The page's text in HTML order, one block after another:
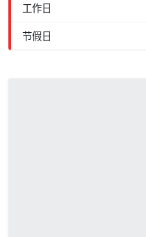
工作日
节假日